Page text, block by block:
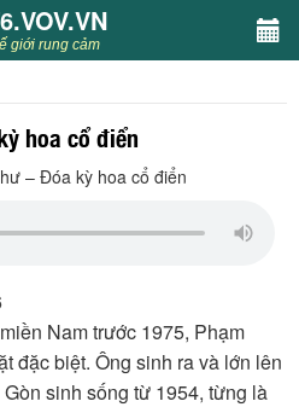
giới rung cảm
hoa cổ điển
Nam trước 1975, Phạm
đặc biệt. Ông sinh ra và lớn lên
sinh sống từ 1954, từng là